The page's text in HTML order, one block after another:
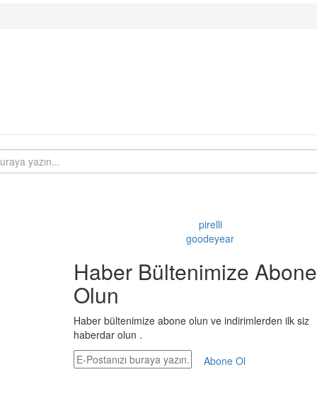
Haber Bültenimize Abone
Olun
Haber bültenimize abone olun ve indirimlerden ilk siz
haberdar olun .
Abone Ol